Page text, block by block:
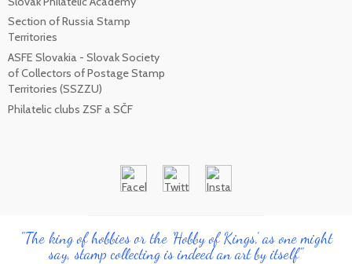
Section of Russia Stamp
Territories
ASFE Slovakia - Slovak Society
of Collectors of Postage Stamp
Territories (SSZZU)
Philatelic clubs ZSF a SČF
"The king of hobbies or the 'Hobby of Kings', as one might
say, stamp collecting is indeed an art by itself"